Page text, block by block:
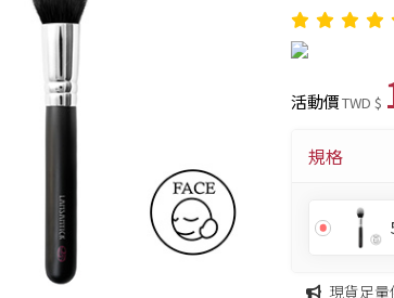
活動價TWD $
規格
現貨足量